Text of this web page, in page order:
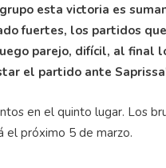
esta victoria es
fuertes, los partidos
parejo, difícil, al final
el partido ante
en el quinto lugar. Los
el próximo 5 de marzo.